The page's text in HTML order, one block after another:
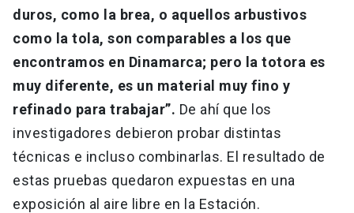
duros, como la brea, o aquellos arbustivos
como la tola, son comparables a los que
encontramos en Dinamarca; pero la totora es
muy diferente, es un material muy fino y
refinado para trabajar”. De ahí que los
investigadores debieron probar distintas
técnicas e incluso combinarlas. El resultado de
estas pruebas quedaron expuestas en una
exposición al aire libre en la Estación.